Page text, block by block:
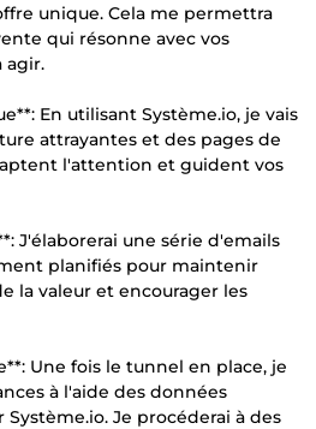
unique. Cela me permettra
qui résonne avec vos
agir.
En utilisant Système.io, je vais
attrayantes et des pages de
l'attention et guident vos
J'élaborerai une série d'emails
planifiés pour maintenir
la valeur et encourager les
Une fois le tunnel en place, je
à l'aide des données
Je procéderai à des